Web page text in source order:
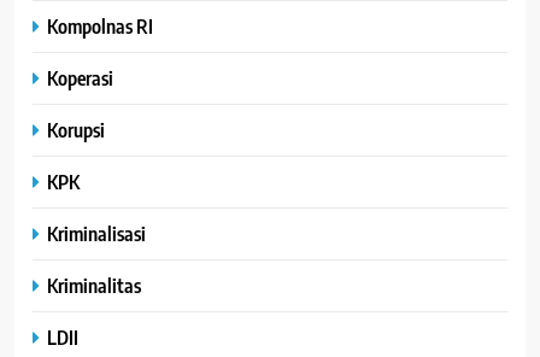
Kompolnas RI
Koperasi
Korupsi
KPK
Kriminalisasi
Kriminalitas
LDII